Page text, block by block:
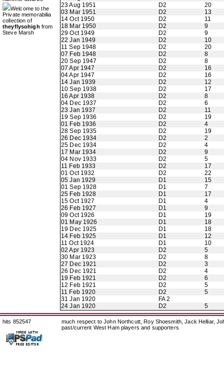
Welcome to the
Private memorabilia
collection of
theyflysohigh from
Steve Marsh
23 Aug 1951
D2
20
03 Mar 1951
D2
13
14 Oct 1950
D2
11
18 Mar 1950
D2
9
29 Oct 1949
D2
9
22 Jan 1949
D2
10
11 Sep 1948
D2
20
07 Feb 1948
D2
8
20 Sep 1947
D2
8
07 Apr 1947
D2
16
04 Apr 1947
D2
16
14 Jan 1939
D2
12
10 Sep 1938
D2
17
16 Apr 1938
D2
8
04 Dec 1937
D2
6
23 Jan 1937
D2
11
19 Sep 1936
D2
19
01 Feb 1936
D2
4
28 Sep 1935
D2
19
26 Dec 1934
D2
2
25 Dec 1934
D2
4
17 Mar 1934
D2
9
04 Nov 1933
D2
5
11 Feb 1933
D2
17
01 Oct 1932
D2
22
05 Jan 1929
D1
15
01 Sep 1928
D1
7
25 Feb 1928
D1
17
15 Oct 1927
D1
4
26 Feb 1927
D1
9
09 Oct 1926
D1
19
01 May 1926
D1
18
19 Dec 1925
D1
18
14 Feb 1925
D1
12
11 Oct 1924
D1
10
02 Apr 1923
D2
5
30 Mar 1923
D2
8
27 Dec 1921
D2
3
26 Dec 1921
D2
4
19 Feb 1921
D2
6
12 Feb 1921
D2
5
11 Feb 1920
D2
5
31 Jan 1920
FA 2
24 Jan 1920
D2 5
hits 852547
much respect to John Northcutt, Roy Shoesmith, Jack Helliar,
past/current West Ham players and supporters